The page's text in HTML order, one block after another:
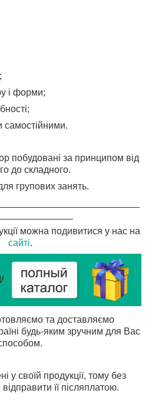
і форми;
самостійними.
побудовані за принципом від
до складного.
групових занять.
можна подивитися у нас на
сайті.
та доставляємо
будь-яким зручним для Вас
у своїй продукції, тому без
її післяплатою.